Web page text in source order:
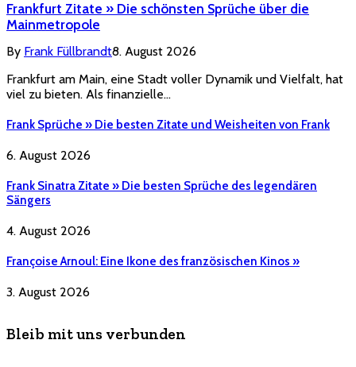
Frankfurt Zitate » Die schönsten Sprüche über die
Mainmetropole
By Frank Füllbrandt8. August 2026
Frankfurt am Main, eine Stadt voller Dynamik und Vielfalt, hat
viel zu bieten. Als finanzielle…
Frank Sprüche » Die besten Zitate und Weisheiten von Frank
6. August 2026
Frank Sinatra Zitate » Die besten Sprüche des legendären
Sängers
4. August 2026
Françoise Arnoul: Eine Ikone des französischen Kinos »
3. August 2026
Bleib mit uns verbunden